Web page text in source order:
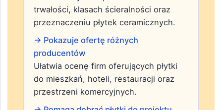
→ Ułatwia porównanie parametrów
technicznych
Pozwala szybko sprawdzić różnice w
trwałości, klasach ścieralności oraz
przeznaczeniu płytek ceramicznych.
→ Pokazuje ofertę różnych
producentów
Ułatwia ocenę firm oferujących płytki